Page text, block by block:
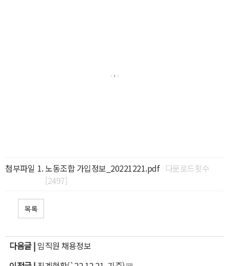
첨부파일 노동조합 가입정보_20221221.pdf 다운로드횟수
[2497]
목록
다음글 | 임직원 채용정보